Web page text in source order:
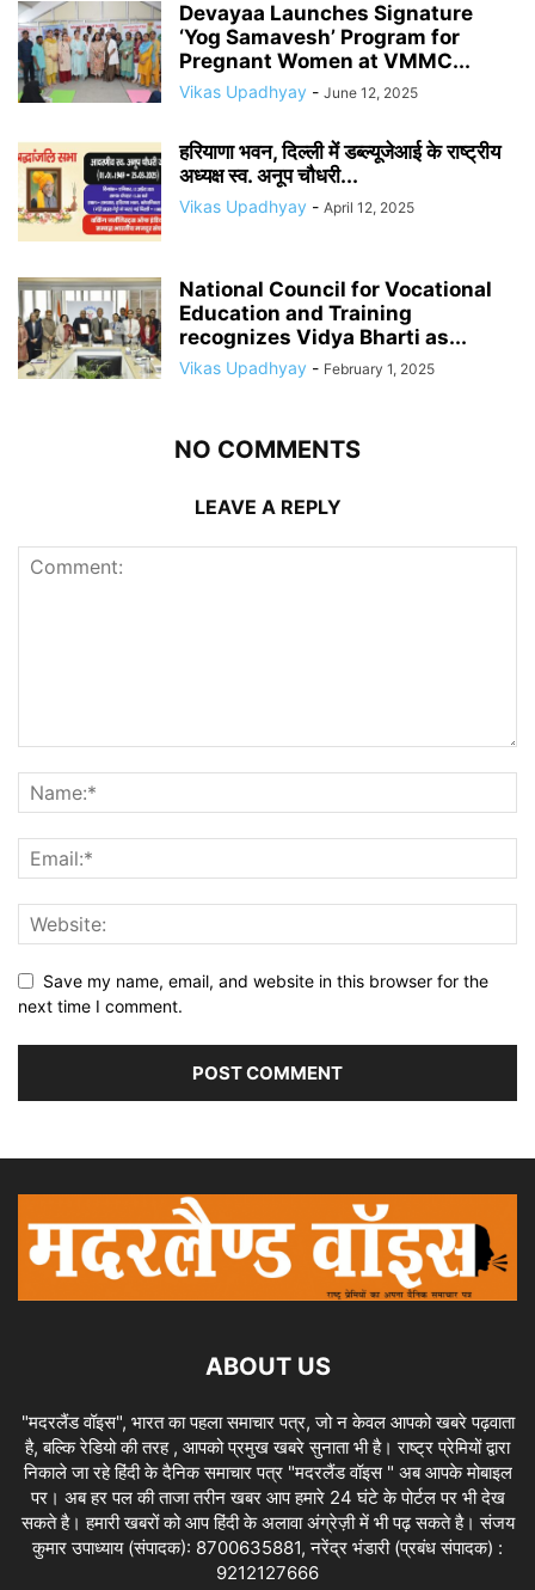
Devayaa Launches Signature
‘Yog Samavesh’ Program for
Pregnant Women at VMMC...
Vikas Upadhyay - June 12, 2025
हरियाणा भवन, दिल्ली में डब्ल्यूजेआई के राष्ट्रीय
अध्यक्ष स्व. अनूप चौधरी...
Vikas Upadhyay - April 12, 2025
National Council for Vocational
Education and Training
recognizes Vidya Bharti as...
Vikas Upadhyay - February 1, 2025
NO COMMENTS
LEAVE A REPLY
Save my name, email, and website in this browser for the
next time I comment.
ABOUT US
"मदरलैंड वॉइस", भारत का पहला समाचार पत्र, जो न केवल आपको खबरे पढ़वाता
है, बल्कि रेडियो की तरह , आपको प्रमुख खबरे सुनाता भी है। राष्ट्र प्रेमियों द्वारा
निकाले जा रहे हिंदी के दैनिक समाचार पत्र "मदरलैंड वॉइस " अब आपके मोबाइल
पर। अब हर पल की ताजा तरीन खबर आप हमारे 24 घंटे के पोर्टल पर भी देख
सकते है। हमारी खबरों को आप हिंदी के अलावा अंग्रेज़ी में भी पढ़ सकते है। संजय
कुमार उपाध्याय (संपादक): 8700635881, नरेंद्र भंडारी (प्रबंध संपादक) :
9212127666